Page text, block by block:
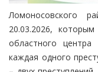
Ломоносовского
20.03.2026,
областного
каждая одного